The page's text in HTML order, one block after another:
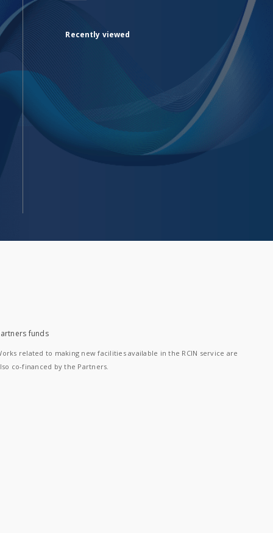
Recently viewed
funds
related to making new facilities available in the RCIN service are
co-financed by the Partners.